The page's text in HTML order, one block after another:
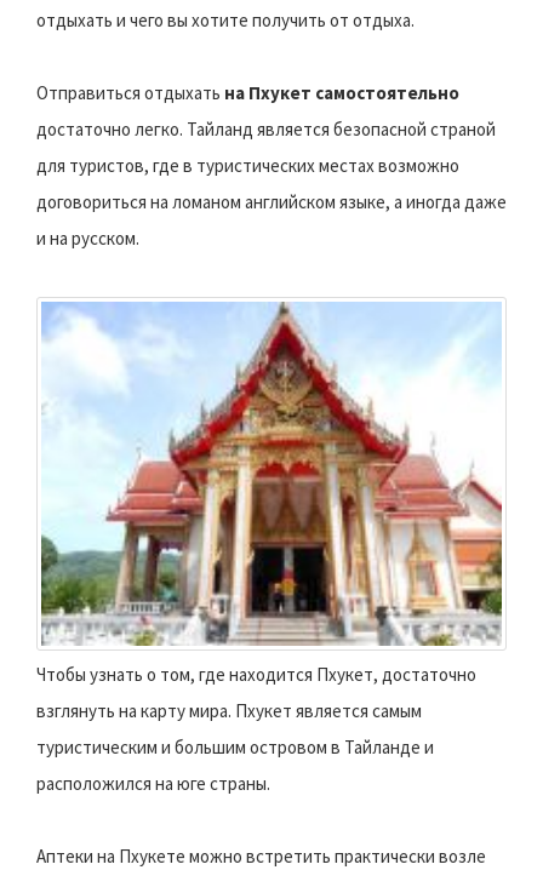
отдыхать и чего вы хотите получить от отдыха.
Отправиться отдыхать на Пхукет самостоятельно
достаточно легко. Тайланд является безопасной страной
для туристов, где в туристических местах возможно
договориться на ломаном английском языке, а иногда даже
и на русском.
Чтобы узнать о том, где находится Пхукет, достаточно
взглянуть на карту мира. Пхукет является самым
туристическим и большим островом в Тайланде и
расположился на юге страны.
Аптеки на Пхукете можно встретить практически возле